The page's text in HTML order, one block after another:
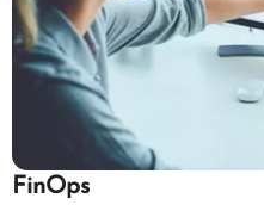
FinOps